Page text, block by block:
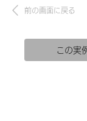
前の画面に戻る
この実